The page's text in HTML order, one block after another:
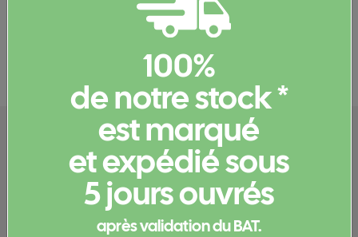
Vous avez oublié votre mot de passe ou vous ne
Demandez un nouveau mot de
Pressé d'avoir des news ?
Recevez nos offres exclusives et restez
100%
de notre stock *
est marqué
et expédié sous
5 jours ouvrés
après validation du BAT.